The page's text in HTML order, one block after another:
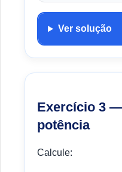
Ver solução
Exercício 3
potência
Calcule: